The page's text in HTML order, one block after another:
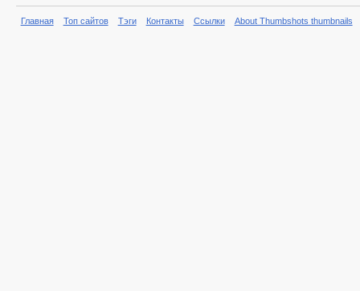
Главная Топ сайтов Тэги Контакты Ссылки About Thumbshots thumbnails